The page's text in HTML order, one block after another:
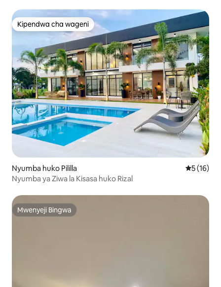
Kipendwa cha wageni
Kipendwa cha wageni
Nyumba huko Pililla Ukadiriaji
5 (16)
Nyumba ya Ziwa la Kisasa huko Rizal
Mwenyeji Bingwa
Mwenyeji Bingwa